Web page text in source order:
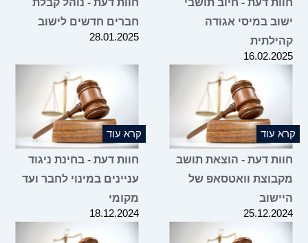
ישוב במיסי אגודה
קהילתית
16.02.2025
חברים חדשים לישוב
28.01.2025
קרא עוד
חוות דעת - הוצאת תושב
מקבוצת וואטסאפ של
היישוב
25.12.2024
קרא עוד
חוות דעת - בחינת ניגוד
עניינים במינוי לחבר ועד
מקומי
18.12.2024